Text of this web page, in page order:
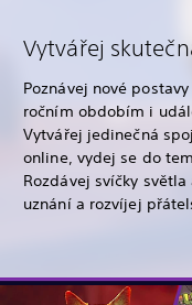
Vytvářej
Poznávej nové
ročním obdobím i
Vytvářej jedinečná
online, vydej se do
Rozdávej svíčky
uznání a rozvíjej